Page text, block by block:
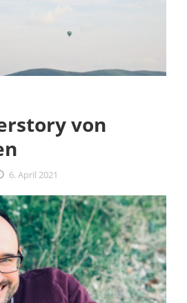
von
6. April 2021